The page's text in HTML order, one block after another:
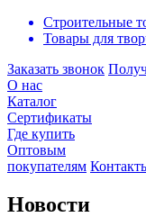
Строительные
Товары для
Заказать звонок
О нас
Каталог
Сертификаты
Где купить
Оптовым
покупателям
Новости